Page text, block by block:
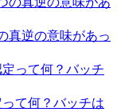
真逆の意味があっ
て何？バッチは